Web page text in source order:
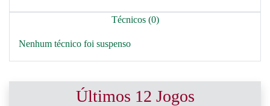
Técnicos (0)
Nenhum técnico foi suspenso
Últimos 12 Jogos